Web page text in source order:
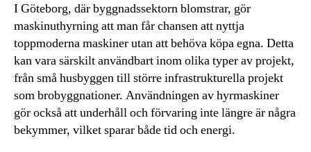
I Göteborg, där byggnadssektorn blomstrar, gör
maskinuthyrning att man får chansen att nyttja
toppmoderna maskiner utan att behöva köpa egna. Detta
kan vara särskilt användbart inom olika typer av projekt,
från små husbyggen till större infrastrukturella projekt
som brobyggnationer. Användningen av hyrmaskiner
gör också att underhåll och förvaring inte längre är några
bekymmer, vilket sparar både tid och energi.